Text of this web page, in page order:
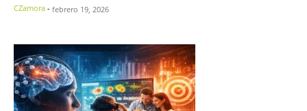
CZamora - febrero 19, 2026